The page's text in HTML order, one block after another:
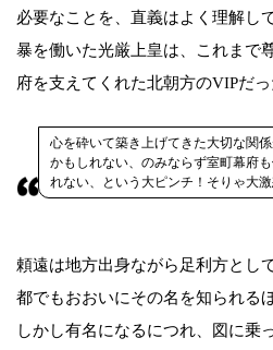
必要なことを、直義はよく理解し
暴を働いた光厳上皇は、これまで
府を支えてくれた北朝方のVIPだっ
心を砕いて築き上げてきた大切な関
かもしれない、のみならず室町幕府
れない、という大ピンチ！そりゃ大激
頼遠は地方出身ながら足利方とし
都でもおおいにその名を知られる
しかし有名になるにつれ、図に乗